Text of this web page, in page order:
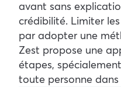
avant sans
crédibilité. Limiter
par adopter une
Zest propose une
étapes,
toute personne